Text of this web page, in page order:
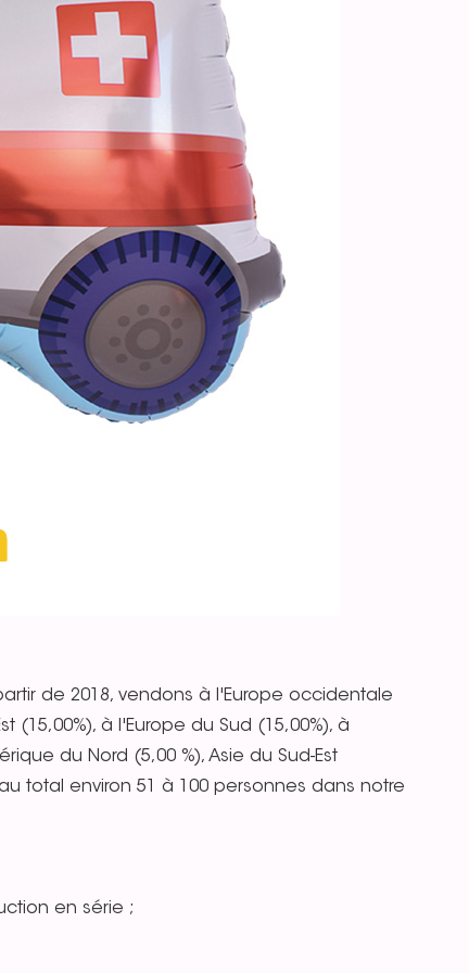
de 2018, vendons à l'Europe occidentale
(15,00%), à l'Europe du Sud (15,00%), à
du Nord (5,00 %), Asie du Sud-Est
au total environ 51 à 100 personnes dans notre
en série ;